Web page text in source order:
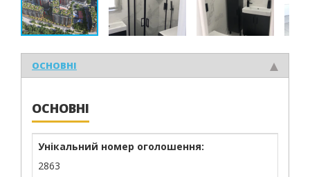
ОСНОВНІ
ОСНОВНІ
Унікальний номер оголошення:
2863